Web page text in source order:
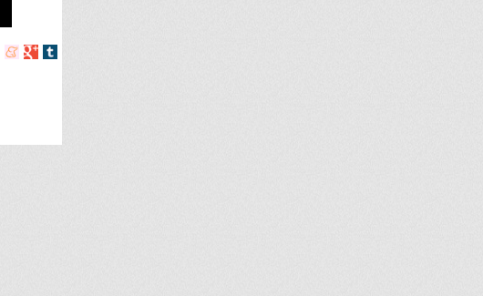
Compartir
Compartir
Compartir